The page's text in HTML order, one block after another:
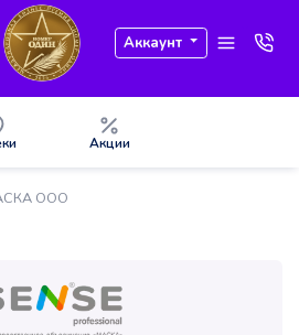
Аккаунт
Акции
ООО